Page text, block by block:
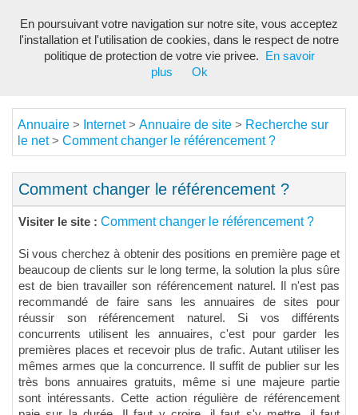
Annuaire > Internet> Annuaire de site > Recherche sur
le net> Comment changer le référencement ?
Comment changer le référencement ?
Visiter le site : Comment changer le référencement ?
Si vous cherchez à obtenir des positions en première page et
beaucoup de clients sur le long terme, la solution la plus sûre
est de bien travailler son référencement naturel. Il n'est pas
recommandé de faire sans les annuaires de sites pour
réussir son référencement naturel. Si vos différents
concurrents utilisent les annuaires, c'est pour garder les
premières places et recevoir plus de trafic. Autant utiliser les
mêmes armes que la concurrence. Il suffit de publier sur les
très bons annuaires gratuits, même si une majeure partie
sont intéressants. Cette action régulière de référencement
En poursuivant votre navigation sur notre site, vous acceptez
l'installation et l'utilisation de cookies, dans le respect de notre
politique de protection de votre vie privee.
En savoir
plus
Ok